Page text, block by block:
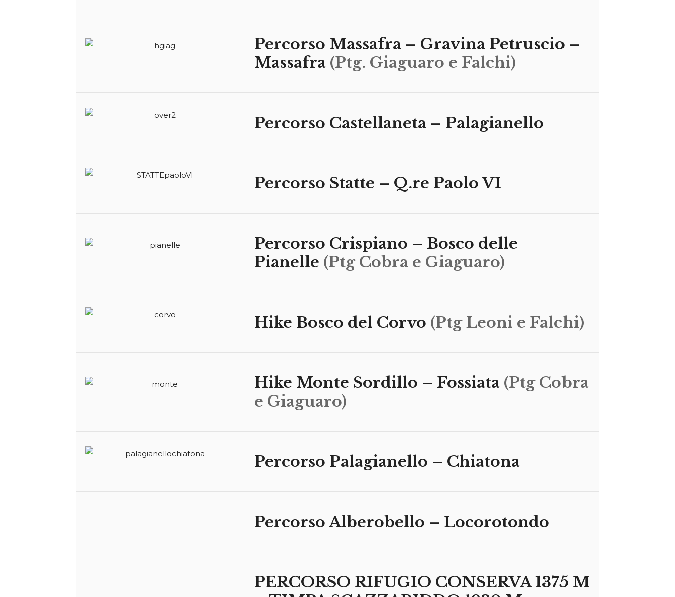
Percorso Massafra – Gravina Petruscio –
Massafra (Ptg. Giaguaro e Falchi)
Percorso Castellaneta – Palagianello
Percorso Statte – Q.re Paolo VI
Percorso Crispiano – Bosco delle
Pianelle (Ptg Cobra e Giaguaro)
Hike Bosco del Corvo (Ptg Leoni e Falchi)
Hike Monte Sordillo – Fossiata (Ptg Cobra
e Giaguaro)
Percorso Palagianello – Chiatona
Percorso Alberobello – Locorotondo
PERCORSO RIFUGIO CONSERVA 1375 M